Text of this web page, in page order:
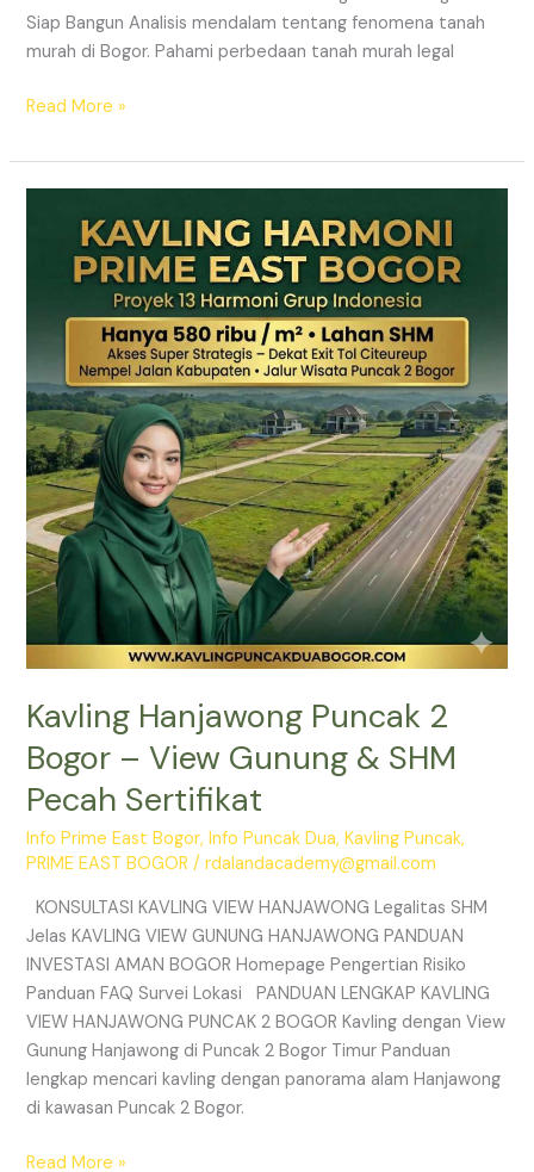
Siap Bangun Analisis mendalam tentang fenomena tanah
murah di Bogor. Pahami perbedaan tanah murah legal
Read More »
Kavling Hanjawong Puncak 2
Bogor – View Gunung & SHM
Pecah Sertifikat
Info Prime East Bogor,Info Puncak Dua,Kavling Puncak,
PRIME EAST BOGOR /rdalandacademy@gmail.com
KONSULTASI KAVLING VIEW HANJAWONG Legalitas SHM
Jelas KAVLING VIEW GUNUNG HANJAWONG PANDUAN
INVESTASI AMAN BOGOR Homepage Pengertian Risiko
Panduan FAQ Survei Lokasi PANDUAN LENGKAP KAVLING
VIEW HANJAWONG PUNCAK 2 BOGOR Kavling dengan View
Gunung Hanjawong di Puncak 2 Bogor Timur Panduan
lengkap mencari kavling dengan panorama alam Hanjawong
di kawasan Puncak 2 Bogor.
Hanjawong
Puncak
Bogor
Gunung
&
SHM
Pecah
Sertifikat
Read More »